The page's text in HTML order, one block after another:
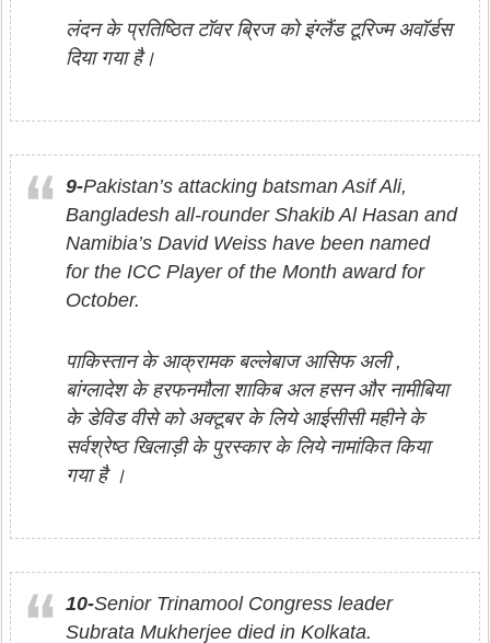
लंदन के प्रतिष्ठित टॉवर ब्रिज को इंग्लैंड टूरिज्म अवॉर्डस
दिया गया है।
9-Pakistan’s attacking batsman Asif Ali,
Bangladesh all-rounder Shakib Al Hasan and
Namibia’s David Weiss have been named
for the ICC Player of the Month award for
October.
पाकिस्तान के आक्रामक बल्लेबाज आसिफ अली ,
बांग्लादेश के हरफनमौला शाकिब अल हसन और नामीबिया
के डेविड वीसे को अक्टूबर के लिये आईसीसी महीने के
सर्वश्रेष्ठ खिलाड़ी के पुरस्कार के लिये नामांकित किया
गया है ।
10-Senior Trinamool Congress leader
Subrata Mukherjee died in Kolkata.